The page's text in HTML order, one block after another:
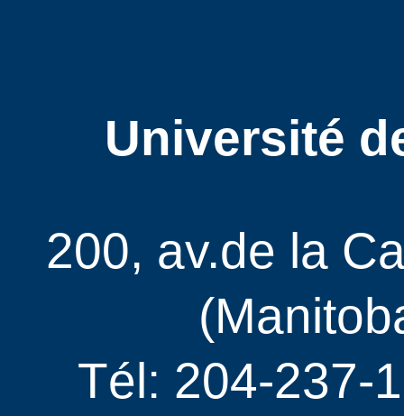
Université
200, av.de la
Tél: 204-237-